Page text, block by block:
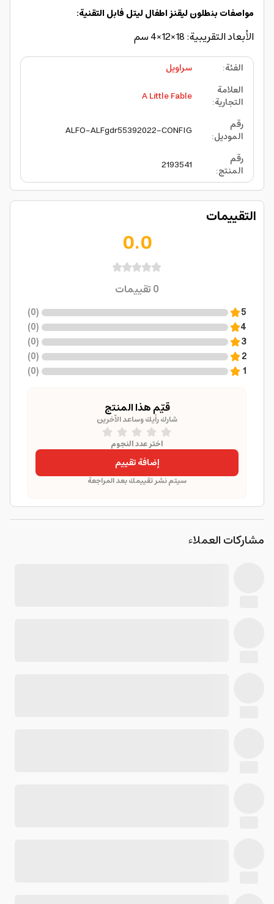
مواصفات بنطلون ليقنز اطفال ليتل فابل التقنية:
الأبعاد التقريبية: 18×12×4 سم
الفئة:
سراويل
العلامة
التجارية:
A Little Fable
رقم
الموديل:
ALFO-ALFgdr55392022-CONFIG
رقم
المنتج:
2193541
التقييمات
0.0
0تقييمات
5
(
0
)
4
(
0
)
3
(
0
)
2
(
0
)
1
(
0
)
قيّم هذا المنتج
شارك رأيك وساعد الآخرين
اختر عدد النجوم
إضافة تقييم
سيتم نشر تقييمك بعد المراجعة
مشاركات العملاء